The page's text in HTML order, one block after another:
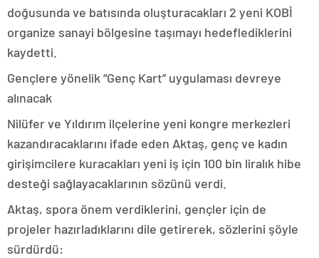
doğusunda ve batısında oluşturacakları 2 yeni KOBİ
organize sanayi bölgesine taşımayı hedeflediklerini
kaydetti.
Gençlere yönelik “Genç Kart” uygulaması devreye
alınacak
Nilüfer ve Yıldırım ilçelerine yeni kongre merkezleri
kazandıracaklarını ifade eden Aktaş, genç ve kadın
girişimcilere kuracakları yeni iş için 100 bin liralık hibe
desteği sağlayacaklarının sözünü verdi.
Aktaş, spora önem verdiklerini, gençler için de
projeler hazırladıklarını dile getirerek, sözlerini şöyle
sürdürdü: